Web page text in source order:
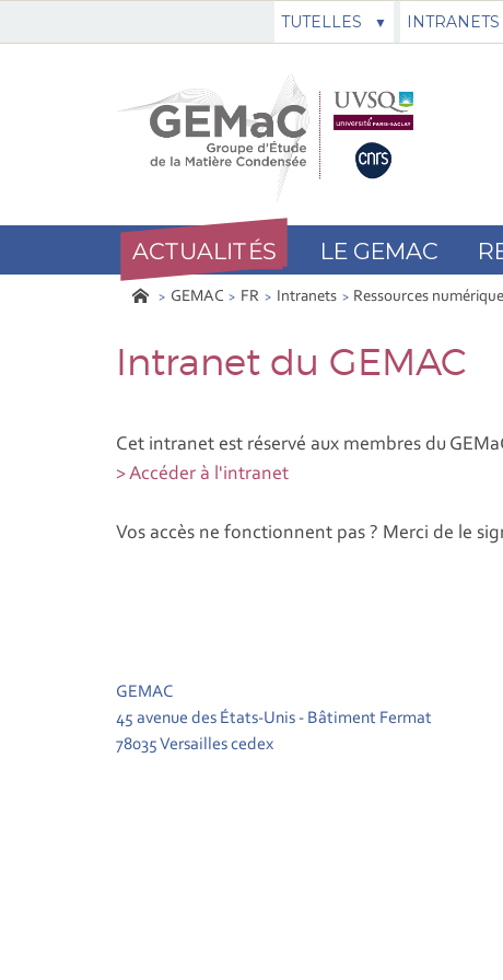
ACTUALITÉS LE GEMAC
GEMAC FR Intranets Ressources
Intranet du GEMAC
Cet intranet est réservé aux membres du
> Accéder à l'intranet
Vos accès ne fonctionnent pas ? Merci de le
TUTELLES INTRANETS
GEMAC
45 avenue des États-Unis - Bâtiment Fermat
78035 Versailles cedex